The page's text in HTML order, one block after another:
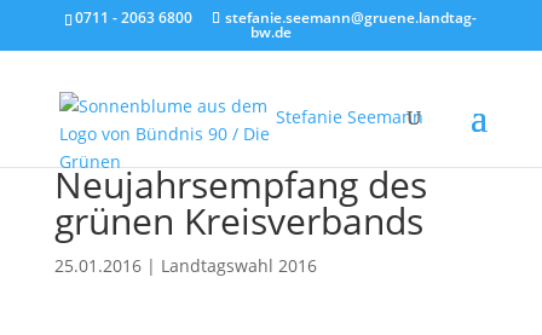
0711 - 2063 6800 stefanie.seemann@gruene.landtag-
bw.de
Stefanie Seemann
Neujahrsempfang des
grünen Kreisverbands
25.01.2016| Landtagswahl 2016